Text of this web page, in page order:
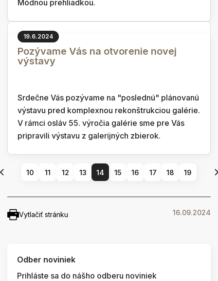
Módnou prehliadkou.
19.6.2024
Pozývame Vás na otvorenie novej
výstavy
Srdečne Vás pozývame na "poslednú" plánovanú
výstavu pred komplexnou rekonštrukciou galérie.
V rámci osláv 55. výročia galérie sme pre Vás
pripravili výstavu z galerijných zbierok.
10 11 12 13 14 15 16 17 18 19
Vytlačiť stránku 16.09.2024
Odber noviniek
Prihláste sa do nášho odberu noviniek